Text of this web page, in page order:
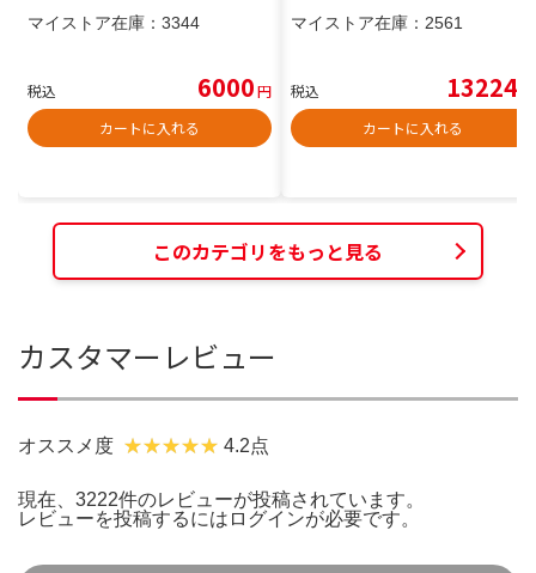
マイストア在庫： 3344
税込 6000円
カートに入れる
マイストア在庫： 2561
税込 13224
カートに入れる
このカテゴリをもっと見る
カスタマーレビュー
オススメ度 4.2点
現在、3222件のレビューが投稿されています。
レビューを投稿するには ログインが必要です。